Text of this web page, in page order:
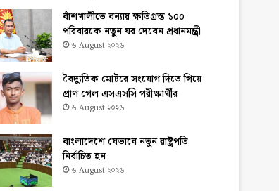
বাঁশখালীতে বন্যায় ক্ষতিগ্রস্ত ১০০
পরিবারকে নতুন ঘর দেবেন প্রধানমন্ত্রী
৬ August ২০২৬
বৈদ্যুতিক মোটরে সংযোগ দিতে গিয়ে
প্রাণ গেল এসএসসি পরীক্ষার্থীর
৬ August ২০২৬
বাংলাদেশে যেভাবে নতুন রাষ্ট্রপতি
নির্বাচিত হন
৬ August ২০২৬